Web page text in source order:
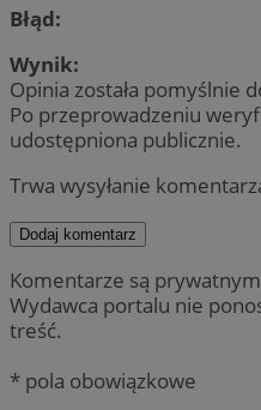
Błąd:
Wynik:
Opinia została pomyślnie
Po przeprowadzeniu
udostępniona publicznie.
Trwa wysyłanie
Dodaj komentarz
Komentarze są
Wydawca portalu nie
treść.
* pola obowiązkowe